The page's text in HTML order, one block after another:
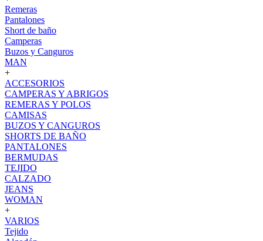
Remeras
Pantalones
Short de baño
Camperas
Buzos y Canguros
MAN
+
ACCESORIOS
CAMPERAS Y ABRIGOS
REMERAS Y POLOS
CAMISAS
BUZOS Y CANGUROS
SHORTS DE BAÑO
PANTALONES
BERMUDAS
TEJIDO
CALZADO
JEANS
WOMAN
+
VARIOS
Tejido